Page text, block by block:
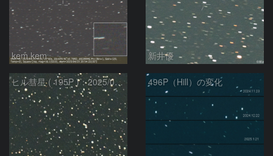
kem.kem 新井優
ヒル彗星 ( 195P )：2025/03/22 496P（Hill）の変化